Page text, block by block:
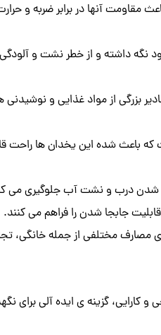
مقاومت آنها در برابر ضربه و
نگه داشته و از خطر نشت و آلودگی
تا مقادیر بزرگی از مواد غذایی و نوشیدنی‌
باعث شده این یخدان‌ ها راحت
شدن درب و نشت آب جلوگیری می‌
جابجا شدن را فراهم می‌ کنند.
مصارف مختلفی از جمله خانگی،
با ترکیبی از مقاومت، طراحی و کارایی، گزینه‌ ی ایده‌ آلی